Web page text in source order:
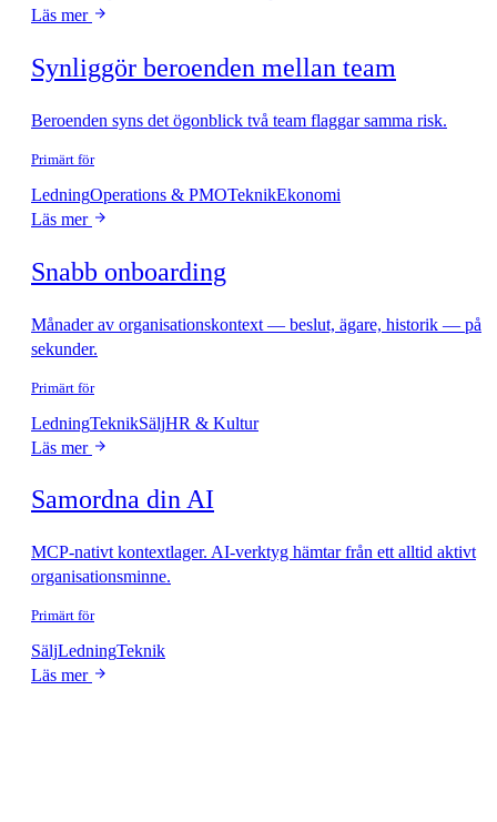
Läs mer
Synliggör beroenden mellan team
Beroenden syns det ögonblick två team flaggar samma risk.
Primärt för
LedningOperations & PMOTeknikEkonomi
Läs mer
Snabb onboarding
Månader av organisationskontext — beslut, ägare, historik — på
sekunder.
Primärt för
LedningTeknikSäljHR & Kultur
Läs mer
Samordna din AI
MCP-nativt kontextlager. AI-verktyg hämtar från ett alltid aktivt
organisationsminne.
Primärt för
SäljLedningTeknik
Läs mer